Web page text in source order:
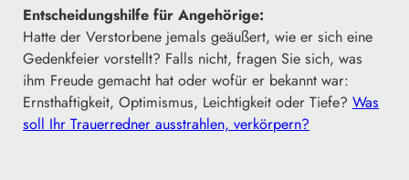
Entscheidungshilfe für Angehörige:
Hatte der Verstorbene jemals geäußert, wie er sich eine
Gedenkfeier vorstellt? Falls nicht, fragen Sie sich, was
ihm Freude gemacht hat oder wofür er bekannt war:
Ernsthaftigkeit, Optimismus, Leichtigkeit oder Tiefe? Was
soll Ihr Trauerredner ausstrahlen, verkörpern?